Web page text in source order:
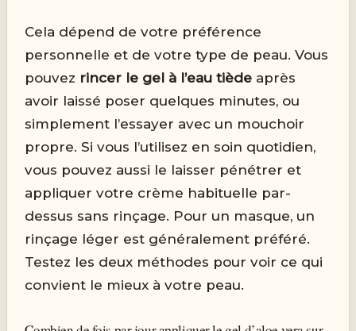
Cela dépend de votre préférence
personnelle et de votre type de peau. Vous
pouvez rincer le gel à l’eau tiède après
avoir laissé poser quelques minutes, ou
simplement l’essayer avec un mouchoir
propre. Si vous l’utilisez en soin quotidien,
vous pouvez aussi le laisser pénétrer et
appliquer votre crème habituelle par-
dessus sans rinçage. Pour un masque, un
rinçage léger est généralement préféré.
Testez les deux méthodes pour voir ce qui
convient le mieux à votre peau.